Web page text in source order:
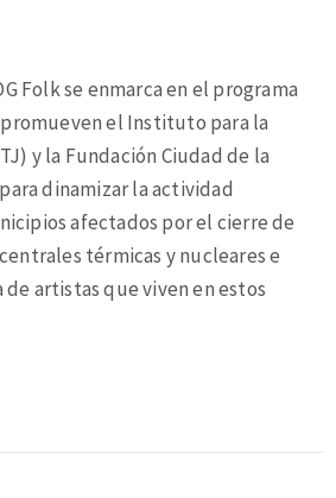
Folk se enmarca en el programa
el Instituto para la
y la Fundación Ciudad de la
dinamizar la actividad
afectados por el cierre de
térmicas y nucleares e
artistas que viven en estos